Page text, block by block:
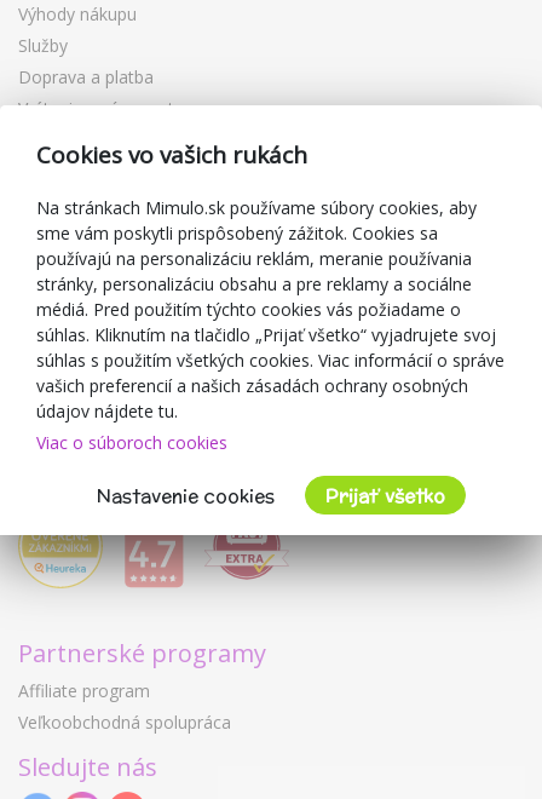
Výhody nákupu
Služby
Doprava a platba
Vrátenie a výmena tovaru
Reklamácia
Darčekové poukážky
Zľavové kupóny
Blog
O predajcovi
Mimulo.sk
Obchodné podmienky
Ochrana osobných údajov GDPR
Kontakty
Spolupracujeme
Partnerské programy
Affiliate program
Veľkoobchodná spolupráca
Sledujte nás
Cookies vo vašich rukách
Na stránkach Mimulo.sk používame súbory cookies, aby
sme vám poskytli prispôsobený zážitok. Cookies sa
používajú na personalizáciu reklám, meranie používania
stránky, personalizáciu obsahu a pre reklamy a sociálne
médiá. Pred použitím týchto cookies vás požiadame o
súhlas. Kliknutím na tlačidlo „Prijať všetko“ vyjadrujete svoj
súhlas s použitím všetkých cookies. Viac informácií o správe
vašich preferencií a našich zásadách ochrany osobných
údajov nájdete tu.
Viac o súboroch cookies
Nastavenie cookies Prijať všetko